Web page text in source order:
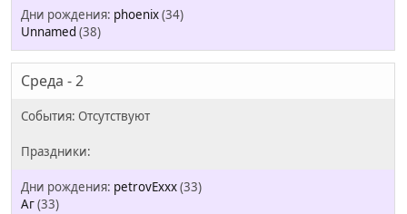
phoenix(34)
Unnamed (38)
Среда - 2
petrovExxx(33)
Аг(33)